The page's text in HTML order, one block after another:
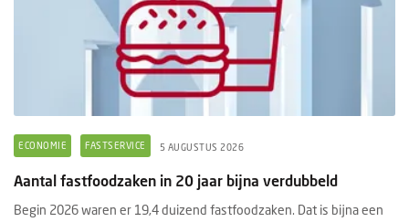
ECONOMIE FASTSERVICE 5 AUGUSTUS 2026
Aantal fastfoodzaken in 20 jaar bijna verdubbeld
Begin 2026 waren er 19,4 duizend fastfoodzaken. Dat is bijna een